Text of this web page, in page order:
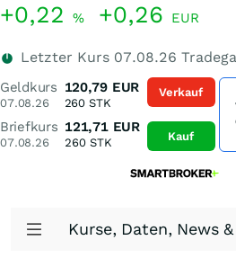
+0,22 % +0,26 EUR
Letzter Kurs 07.08.26
Geldkurs
07.08.26
120,79 EUR
260 STK
Briefkurs
07.08.26
121,71 EUR
260STK
Verkauf
Kauf
Kurse, Daten, News